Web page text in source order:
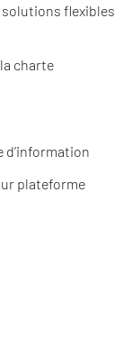
flexibles
charte
d’information
plateforme